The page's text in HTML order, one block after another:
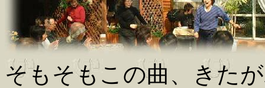
そもそもこの曲、きた